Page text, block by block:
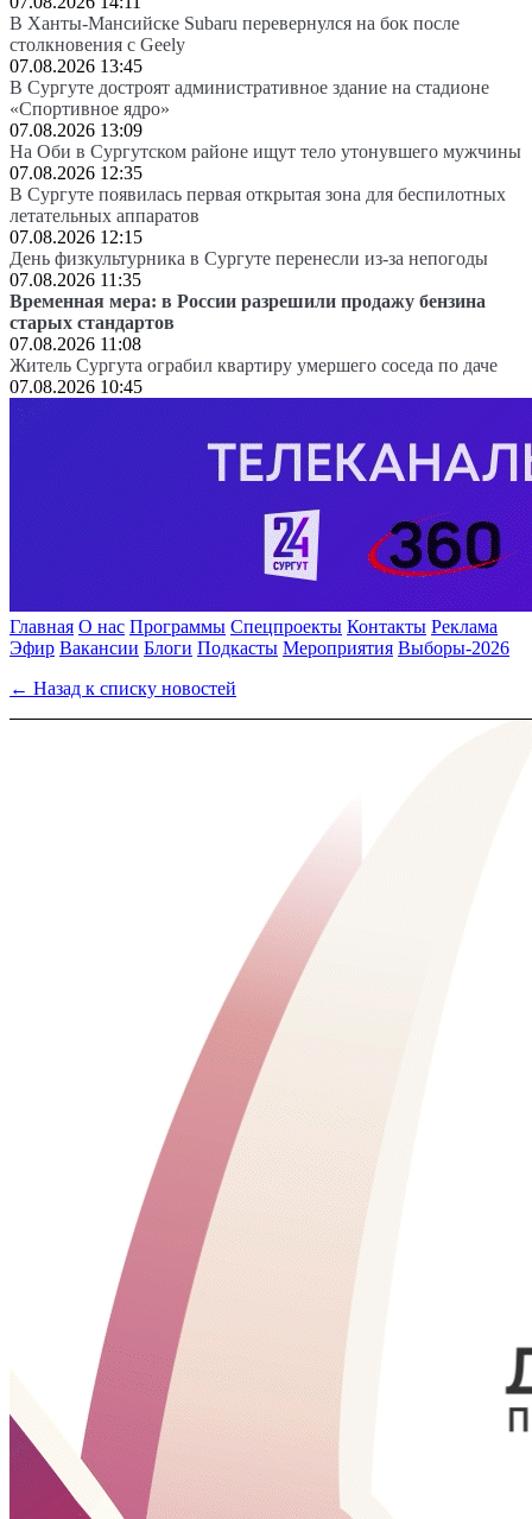
В Ханты-Мансийске Subaru перевернулся на бок после
столкновения с Geely
07.08.2026 13:45
В Сургуте достроят административное здание на стадионе
«Спортивное ядро»
07.08.2026 13:09
На Оби в Сургутском районе ищут тело утонувшего мужчины
07.08.2026 12:35
В Сургуте появилась первая открытая зона для беспилотных
летательных аппаратов
07.08.2026 12:15
День физкультурника в Сургуте перенесли из-за непогоды
07.08.2026 11:35
Временная мера: в России разрешили продажу бензина
старых стандартов
07.08.2026 11:08
Житель Сургута ограбил квартиру умершего соседа по даче
07.08.2026 10:45
Главная О нас Программы Спецпроекты Контакты Реклама
Эфир Вакансии Блоги Подкасты Мероприятия Выборы-2026
← Назад к списку новостей